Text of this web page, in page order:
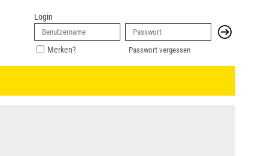
Login
Merken? Passwort vergessen